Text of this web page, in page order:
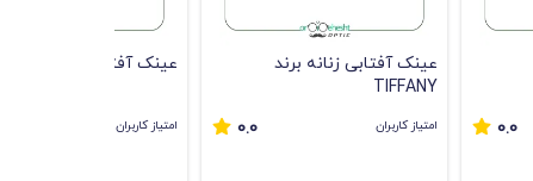
0.0
عینک آفتابی زنانه برند
TIFFANY
امتیاز کاربران 0.0
عینک آفتابی زنانه
امتیاز کاربران